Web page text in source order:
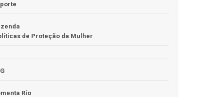
de Proteção da Mulher
Rio